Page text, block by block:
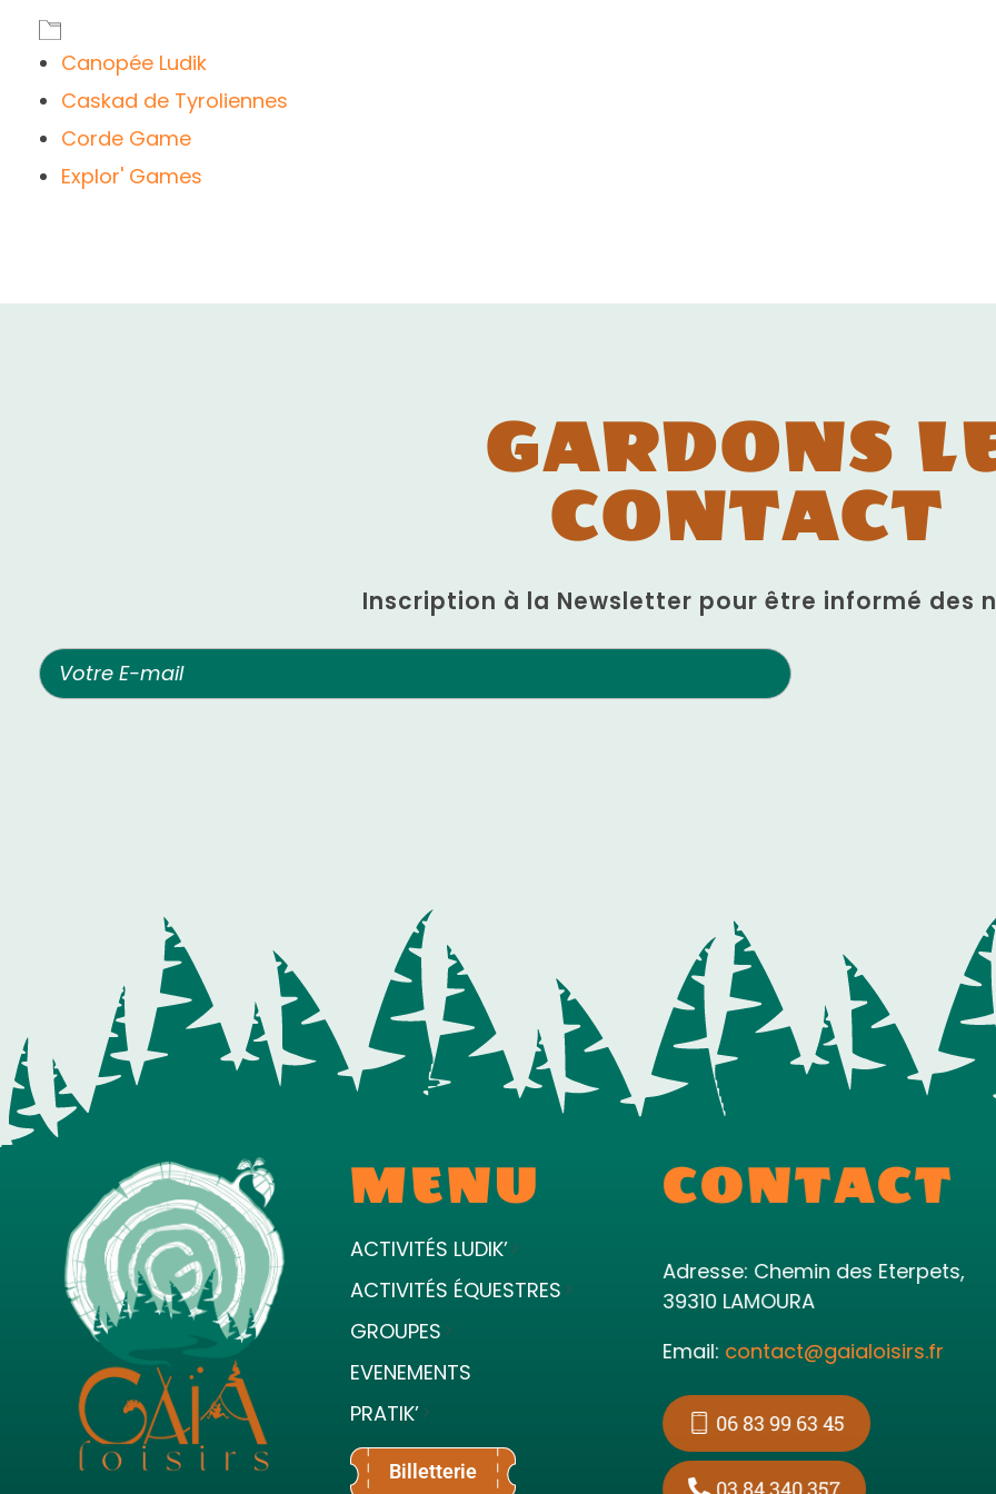
Canopée Ludik
Caskad de Tyroliennes
Corde Game
Explor' Games
GARDONS
CONTACT
Inscription à la Newsletter pour être informé des
MENU
ACTIVITÉS LUDIK’
ACTIVITÉS ÉQUESTRES
GROUPES
EVENEMENTS
PRATIK’
Billetterie
CONTACT
Adresse: Chemin des Eterpets,
39310 LAMOURA
Email: contact@gaialoisirs.fr
06 83 99 63 45
03 84 340 357